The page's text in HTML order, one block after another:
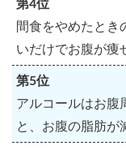
第4位
間食をやめたとき
いだけでお腹が痩
第5位
アルコールはお腹
と、お腹の脂肪が